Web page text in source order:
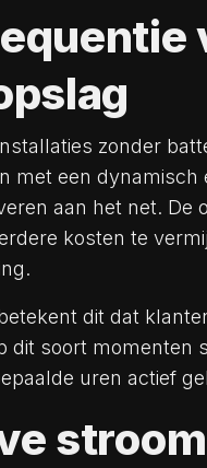
zonder
met een
aan het net.
kosten te
dit dat
dit soort momenten
uren actief